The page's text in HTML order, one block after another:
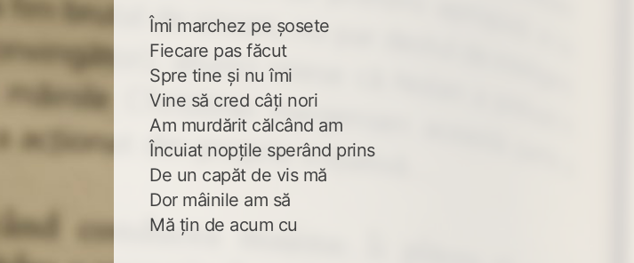
Îmi marchez pe șosete
Fiecare pas făcut
Spre tine și nu îmi
Vine să cred câți nori
Am murdărit călcând am
Încuiat nopțile sperând prins
De un capăt de vis mă
Dor mâinile am să
Mă țin de acum cu